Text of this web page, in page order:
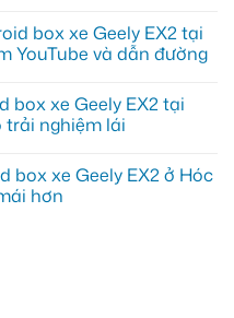
box xe Geely EX2 tại
YouTube và dẫn đường
box xe Geely EX2 tại
trải nghiệm lái
box xe Geely EX2 ở Hóc
hơn